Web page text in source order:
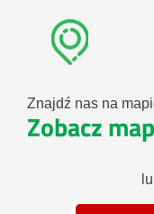
Znajdź nas na
Zobacz